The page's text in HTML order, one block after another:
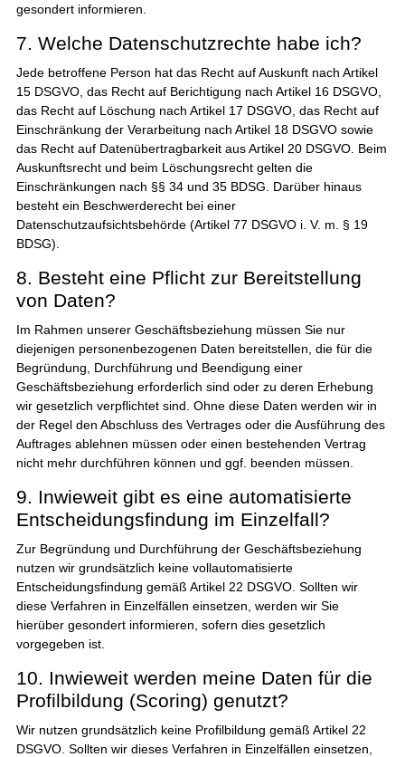
gesondert informieren.
7. Welche Datenschutzrechte habe ich?
Jede betroffene Person hat das Recht auf Auskunft nach Artikel
15 DSGVO, das Recht auf Berichtigung nach Artikel 16 DSGVO,
das Recht auf Löschung nach Artikel 17 DSGVO, das Recht auf
Einschränkung der Verarbeitung nach Artikel 18 DSGVO sowie
das Recht auf Datenübertragbarkeit aus Artikel 20 DSGVO. Beim
Auskunftsrecht und beim Löschungsrecht gelten die
Einschränkungen nach §§ 34 und 35 BDSG. Darüber hinaus
besteht ein Beschwerderecht bei einer
Datenschutzaufsichtsbehörde (Artikel 77 DSGVO i. V. m. § 19
BDSG).
8. Besteht eine Pflicht zur Bereitstellung
von Daten?
Im Rahmen unserer Geschäftsbeziehung müssen Sie nur
diejenigen personenbezogenen Daten bereitstellen, die für die
Begründung, Durchführung und Beendigung einer
Geschäftsbeziehung erforderlich sind oder zu deren Erhebung
wir gesetzlich verpflichtet sind. Ohne diese Daten werden wir in
der Regel den Abschluss des Vertrages oder die Ausführung des
Auftrages ablehnen müssen oder einen bestehenden Vertrag
nicht mehr durchführen können und ggf. beenden müssen.
9. Inwieweit gibt es eine automatisierte
Entscheidungsfindung im Einzelfall?
Zur Begründung und Durchführung der Geschäftsbeziehung
nutzen wir grundsätzlich keine vollautomatisierte
Entscheidungsfindung gemäß Artikel 22 DSGVO. Sollten wir
diese Verfahren in Einzelfällen einsetzen, werden wir Sie
hierüber gesondert informieren, sofern dies gesetzlich
vorgegeben ist.
10. Inwieweit werden meine Daten für die
Profilbildung (Scoring) genutzt?
Wir nutzen grundsätzlich keine Profilbildung gemäß Artikel 22
DSGVO. Sollten wir dieses Verfahren in Einzelfällen einsetzen,